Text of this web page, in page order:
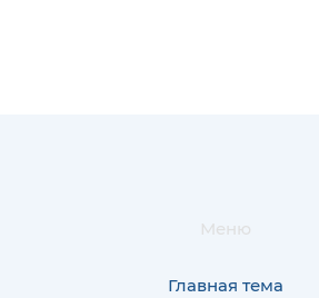
Меню
Главная тема